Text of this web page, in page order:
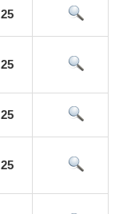
25
25
25
25